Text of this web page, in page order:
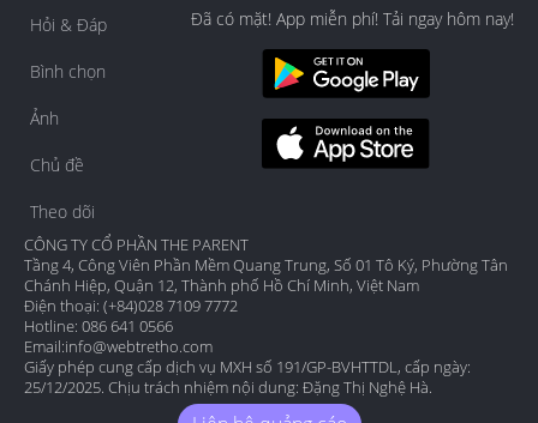
Hỏi & Đáp
Bình chọn
Ảnh
Chủ đề
Theo dõi
Đã có mặt! App miễn phí! Tải ngay hôm nay!
CÔNG TY CỔ PHẦN THE PARENT
Tầng 4, Công Viên Phần Mềm Quang Trung, Số 01 Tô Ký, Phường Tân
Chánh Hiệp, Quận 12, Thành phố Hồ Chí Minh, Việt Nam
Điện thoại: (+84)028 7109 7772
Hotline: 086 641 0566
Email:info@webtretho.com
Giấy phép cung cấp dịch vụ MXH số 191/GP-BVHTTDL, cấp ngày:
25/12/2025. Chịu trách nhiệm nội dung: Đặng Thị Nghệ Hà.